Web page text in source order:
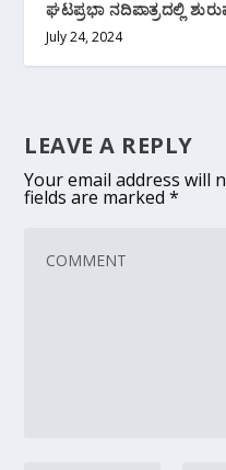
ಘಟಪ್ರಭಾ ನದಿಪಾತ್ರದಲ್ಲಿ
July 24, 2024
LEAVE A REPLY
Your email address will
fields are marked*